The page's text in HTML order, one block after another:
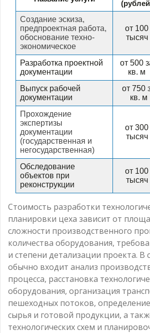
Создание эскиза,
предпроектная работа,
обоснование техно-
экономическое
от 100
тысяч
Разработка проектной
документации
от 500
кв. м
Выпуск рабочей
документации
от 750
кв. м
Прохождение
экспертизы
документации
(государственная и
негосударственная)
от 300
тысяч
Обследование
объектов при
реконструкции
от 100
тысяч
Стоимость разработки
планировки цеха зависит от
сложности производственного
количества оборудования,
и степени детализации проекта. В
обычно входит анализ
процесса, расстановка
оборудования, организация
пешеходных потоков,
сырья и готовой продукции, а
технологических схем и